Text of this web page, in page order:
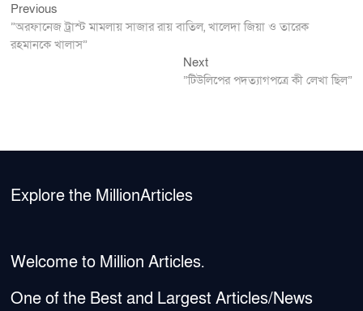
Post
navigation
Previous
post:
”অরফানেজ ট্রাস্ট মামলায় সাজার রায় বাতিল, খালেদা জিয়া ও তারেক
রহমানকে খালাস”
NextNext
post:
”টিউলিপের পদত্যাগপত্রে কী লেখা ছিল”
Explore the MillionArticles
Welcome to Million Articles.
One of the Best and Largest Articles/News